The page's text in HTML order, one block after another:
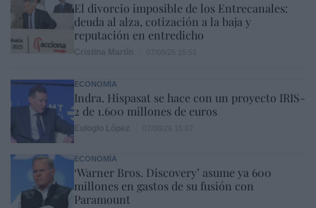
El divorcio imposible de los Entrecanales:
deuda al alza, cotización a la baja y
reputación en entredicho
ECONOMÍA
Indra. Hispasat se hace con un proyecto IRIS-
2 de 1.600 millones de euros
ECONOMÍA
‘Warner Bros. Discovery’ asume ya 600
millones en gastos de su fusión con
Paramount